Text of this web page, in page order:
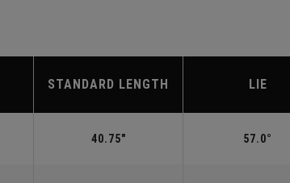
STANDARD LENGTH LIE
40.75" 57.0°